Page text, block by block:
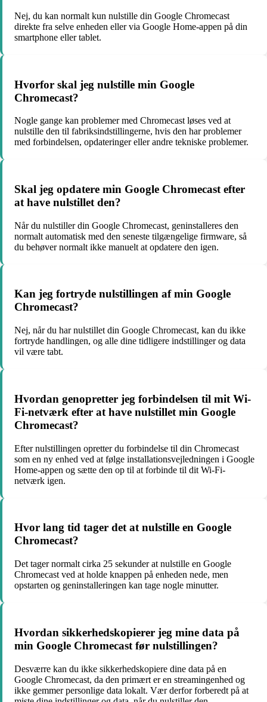
Nej, du kan normalt kun nulstille din Google Chromecast
direkte fra selve enheden eller via Google Home-appen på din
smartphone eller tablet.
Hvorfor skal jeg nulstille min Google
Chromecast?
Nogle gange kan problemer med Chromecast løses ved at
nulstille den til fabriksindstillingerne, hvis den har problemer
med forbindelsen, opdateringer eller andre tekniske problemer.
Skal jeg opdatere min Google Chromecast efter
at have nulstillet den?
Når du nulstiller din Google Chromecast, geninstalleres den
normalt automatisk med den seneste tilgængelige firmware, så
du behøver normalt ikke manuelt at opdatere den igen.
Kan jeg fortryde nulstillingen af min Google
Chromecast?
Nej, når du har nulstillet din Google Chromecast, kan du ikke
fortryde handlingen, og alle dine tidligere indstillinger og data
vil være tabt.
Hvordan genopretter jeg forbindelsen til mit Wi-
Fi-netværk efter at have nulstillet min Google
Chromecast?
Efter nulstillingen opretter du forbindelse til din Chromecast
som en ny enhed ved at følge installationsvejledningen i Google
Home-appen og sætte den op til at forbinde til dit Wi-Fi-
netværk igen.
Hvor lang tid tager det at nulstille en Google
Chromecast?
Det tager normalt cirka 25 sekunder at nulstille en Google
Chromecast ved at holde knappen på enheden nede, men
opstarten og geninstalleringen kan tage nogle minutter.
Hvordan sikkerhedskopierer jeg mine data på
min Google Chromecast før nulstillingen?
Desværre kan du ikke sikkerhedskopiere dine data på en
Google Chromecast, da den primært er en streamingenhed og
ikke gemmer personlige data lokalt. Vær derfor forberedt på at